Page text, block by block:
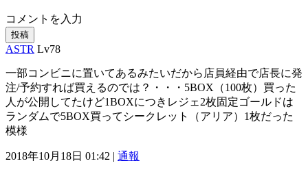
コメントを入力
投稿
ASTR Lv78
一部コンビニに置いてあるみたいだから店員経由で店長に発
注/予約すれば買えるのでは？・・・5BOX（100枚）買った
人が公開してたけど1BOXにつきレジェ2枚固定ゴールドは
ランダムで5BOX買ってシークレット（アリア）1枚だった
模様
2018年10月18日 01:42 | 通報